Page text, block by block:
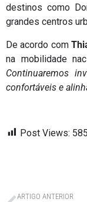
destinos como
grandes centros
De acordo com
na mobilidade
Continuaremos
confortáveis e
Post Views: 585
ARTIGO ANTERIOR